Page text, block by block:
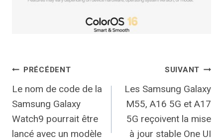
Navigation
de
l’article
PRÉCÉDENT
Le nom de code de la
Samsung Galaxy
Watch9 pourrait être
lancé avec un modèle
SUIVANT
Les Samsung Galaxy
M55, A16 5G et A17
5G reçoivent la mise
à jour stable One UI